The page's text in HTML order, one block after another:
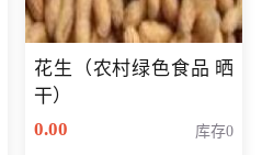
花生（农村绿色食品 晒
干）
0.00
库存0